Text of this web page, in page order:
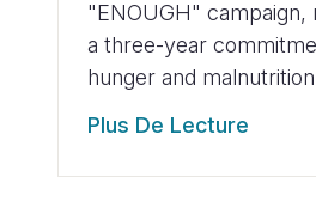
"ENOUGH"
a three-year
hunger and
Plus De Lecture